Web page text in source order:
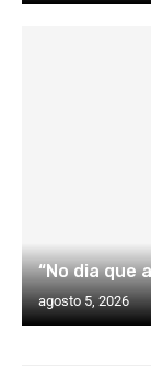
“No dia que
agosto 5, 2026